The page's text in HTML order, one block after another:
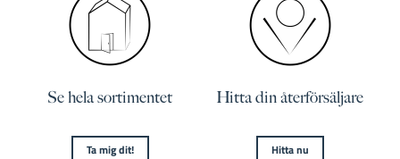
Se hela sortimentet
Ta mig dit!
Hitta din återförsäljare
Hitta nu